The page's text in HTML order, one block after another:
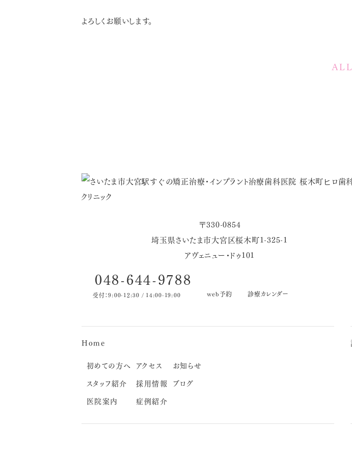
よろしくお願いします。
ALL
〒330-0854
埼玉県さいたま市大宮区桜木町1-325-1
アヴェニュー・ドゥ101
048-644-9788
受付：9:00-12:30 / 14:00-19:00 web予約 診療カレンダー
Home
初めての方へ
スタッフ紹介
医院案内
アクセス
採用情報
症例紹介
お知らせ
ブログ